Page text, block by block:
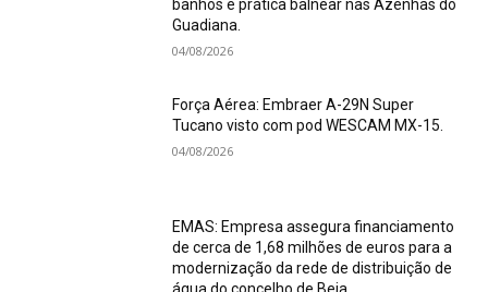
banhos e prática balnear nas Azenhas do
Guadiana.
04/08/2026
Força Aérea: Embraer A-29N Super
Tucano visto com pod WESCAM MX-15.
04/08/2026
EMAS: Empresa assegura financiamento
de cerca de 1,68 milhões de euros para a
modernização da rede de distribuição de